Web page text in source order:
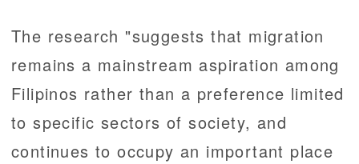
The research "suggests that migration
remains a mainstream aspiration among
Filipinos rather than a preference limited
to specific sectors of society, and
continues to occupy an important place